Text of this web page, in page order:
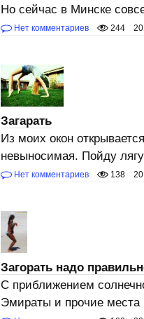
Но сейчас в Минске
Нет комментариев 244
Загарать
Из моих окон
невыносимая. Пойду
Нет комментариев 138
Загорать надо
С приближением
Эмираты и прочие места